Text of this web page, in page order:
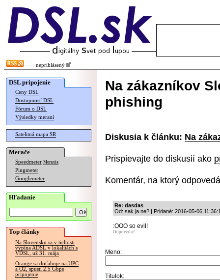
neprihlásený
DSL pripojenie
Ceny DSL
Dostupnosť DSL
Fórum o DSL
Výsledky meraní
Satelitná mapa SR
Merače
Speedmeter Merania
Pingmeter
Googlemeter
Hľadanie
Top články
Na Slovensku sa v tichosti
vypína ADSL v lokalitách s
VDSL, už 31. mája
Orange sa doťahuje na UPC
a O2, spustí 2.5 Gbps
pripojenie
Na zákazníkov
phishing
Diskusia k článku: Na
Prispievajte do diskusií ako
Komentár, na ktorý
Re: dasdas
Od: sak ja ne? | Pridané: 2016-05-06
:OOO so evil!
Odpovedať
Meno:
Titulok: